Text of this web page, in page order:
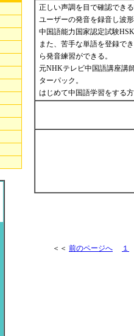
正しい声調を目で確認でき
ユーザーの発音を録音し波
中国語能力国家認定試験
また、苦手な単語を登録で
ら発音練習ができる。
元NHKテレビ中国語講座講
ターパック。
はじめて中国語学習をする
＜＜ 前のページへ １